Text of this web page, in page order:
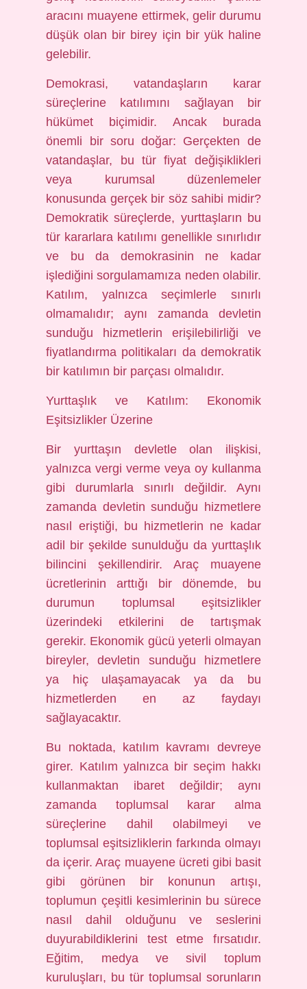
aracını muayene ettirmek, gelir durumu
düşük olan bir birey için bir yük haline
gelebilir.
Demokrasi, vatandaşların karar
süreçlerine katılımını sağlayan bir
hükümet biçimidir. Ancak burada
önemli bir soru doğar: Gerçekten de
vatandaşlar, bu tür fiyat değişiklikleri
veya kurumsal düzenlemeler
konusunda gerçek bir söz sahibi midir?
Demokratik süreçlerde, yurttaşların bu
tür kararlara katılımı genellikle sınırlıdır
ve bu da demokrasinin ne kadar
işlediğini sorgulamamıza neden olabilir.
Katılım, yalnızca seçimlerle sınırlı
olmamalıdır; aynı zamanda devletin
sunduğu hizmetlerin erişilebilirliği ve
fiyatlandırma politikaları da demokratik
bir katılımın bir parçası olmalıdır.
Yurttaşlık ve Katılım: Ekonomik
Eşitsizlikler Üzerine
Bir yurttaşın devletle olan ilişkisi,
yalnızca vergi verme veya oy kullanma
gibi durumlarla sınırlı değildir. Aynı
zamanda devletin sunduğu hizmetlere
nasıl eriştiği, bu hizmetlerin ne kadar
adil bir şekilde sunulduğu da yurttaşlık
bilincini şekillendirir. Araç muayene
ücretlerinin arttığı bir dönemde, bu
durumun toplumsal eşitsizlikler
üzerindeki etkilerini de tartışmak
gerekir. Ekonomik gücü yeterli olmayan
bireyler, devletin sunduğu hizmetlere
ya hiç ulaşamayacak ya da bu
hizmetlerden en az faydayı
sağlayacaktır.
Bu noktada, katılım kavramı devreye
girer. Katılım yalnızca bir seçim hakkı
kullanmaktan ibaret değildir; aynı
zamanda toplumsal karar alma
süreçlerine dahil olabilmeyi ve
toplumsal eşitsizliklerin farkında olmayı
da içerir. Araç muayene ücreti gibi basit
gibi görünen bir konunun artışı,
toplumun çeşitli kesimlerinin bu sürece
nasıl dahil olduğunu ve seslerini
duyurabildiklerini test etme fırsatıdır.
Eğitim, medya ve sivil toplum
kuruluşları, bu tür toplumsal sorunların